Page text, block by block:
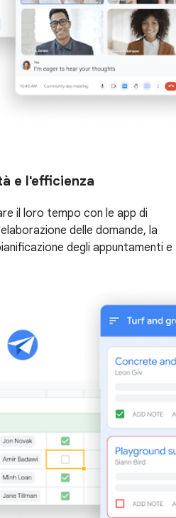
e l'efficienza
il loro tempo con le app di
delle domande, la
degli appuntamenti e